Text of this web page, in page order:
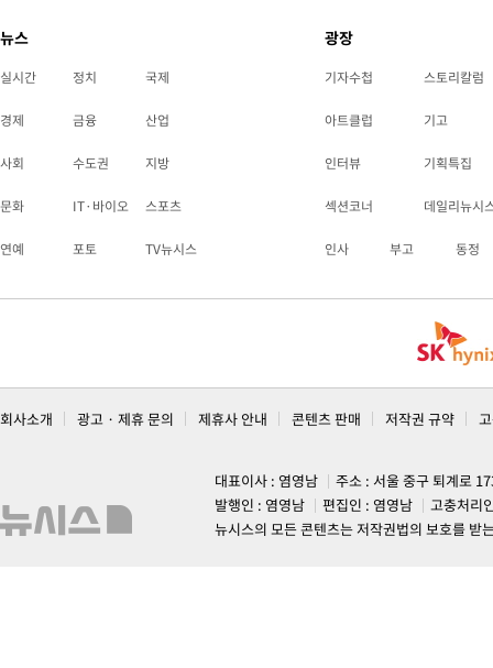
뉴스
실시간 정치 국제
경제 금융 산업
사회 수도권 지방
문화 IT·바이오 스포츠
연예 포토 TV뉴시스
광장
기자수첩 스토리칼럼
아트클럽 기고
인터뷰 기획특집
섹션코너 데일리뉴시
인사 부고 동정
회사소개 광고 · 제휴 문의 제휴사 안내 콘텐츠 판매 저작권 규약
대표이사 : 염영남
주소 : 서울 중구 퇴계로
발행인 : 염영남
편집인 : 염영남
고충처리
뉴시스의 모든 콘텐츠는 저작권법의 보호를